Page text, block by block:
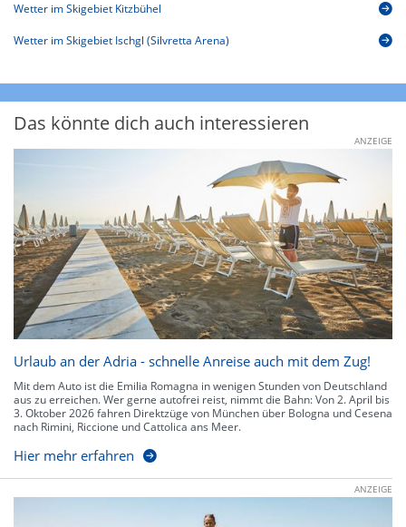
Wetter im Skigebiet Kitzbühel
Wetter im Skigebiet Ischgl (Silvretta Arena)
Das könnte dich auch interessieren
ANZEIGE
Urlaub an der Adria - schnelle Anreise auch mit dem Zug!
Mit dem Auto ist die Emilia Romagna in wenigen Stunden von Deutschland
aus zu erreichen. Wer gerne autofrei reist, nimmt die Bahn: Von 2. April bis
3. Oktober 2026 fahren Direktzüge von München über Bologna und Cesena
nach Rimini, Riccione und Cattolica ans Meer.
Hier mehr erfahren
ANZEIGE